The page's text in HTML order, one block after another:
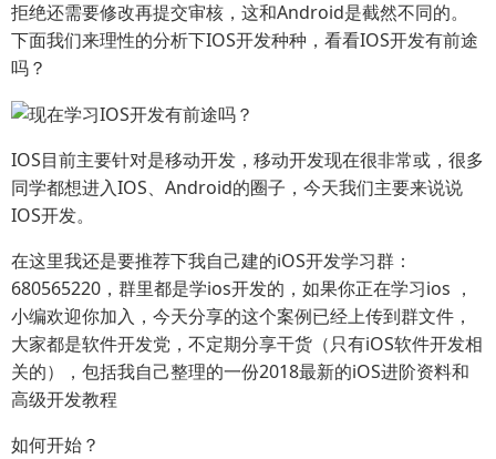
拒绝还需要修改再提交审核，这和Android是截然不同的。
下面我们来理性的分析下IOS开发种种，看看IOS开发有前途
吗？
IOS目前主要针对是移动开发，移动开发现在很非常或，很多
同学都想进入IOS、Android的圈子，今天我们主要来说说
IOS开发。
在这里我还是要推荐下我自己建的iOS开发学习群：
680565220，群里都是学ios开发的，如果你正在学习ios ，
小编欢迎你加入，今天分享的这个案例已经上传到群文件，
大家都是软件开发党，不定期分享干货（只有iOS软件开发相
关的），包括我自己整理的一份2018最新的iOS进阶资料和
高级开发教程
如何开始？